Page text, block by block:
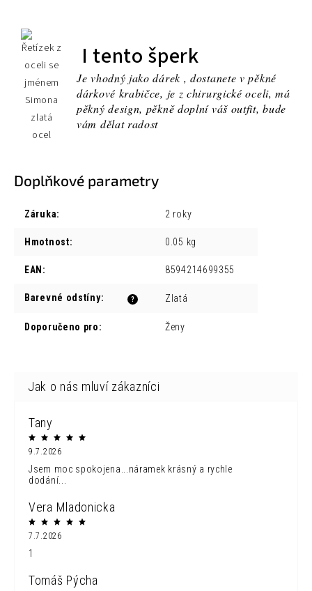
I tento šperk
Je vhodný jako dárek , dostanete v pěkné
dárkové krabičce, je z chirurgické oceli, má
pěkný design, pěkně doplní váš outfit, bude
vám dělat radost
Doplňkové parametry
Záruka: 2 roky
Hmotnost: 0.05 kg
EAN : 8594214699355
?
Barevné odstíny: Zlatá
Doporučeno pro: Ženy
Tany
9.7.2026
Jsem moc spokojena...náramek krásný a rychle
dodání...
Vera Mladonicka
7.7.2026
1
Tomáš Pýcha